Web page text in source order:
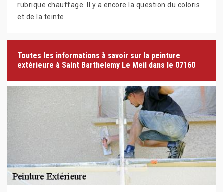
rubrique chauffage. Il y a encore la question du coloris
et de la teinte.
Toutes les informations à savoir sur la peinture
extérieure à Saint Barthelemy Le Meil dans le 07160